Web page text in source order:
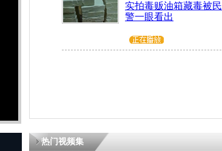
实拍毒贩油箱藏毒被民
警一眼看出
热门视频集